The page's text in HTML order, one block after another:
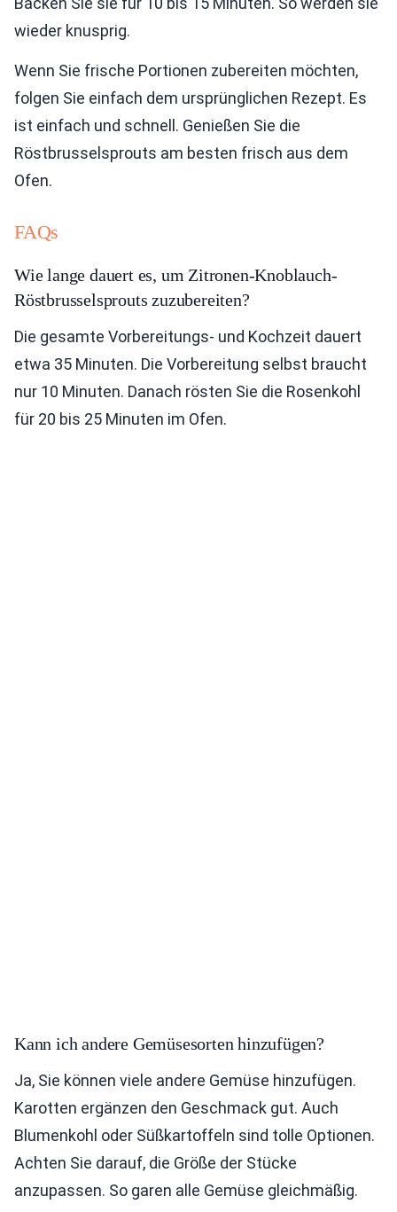
wieder knusprig.
Wenn Sie frische Portionen zubereiten möchten,
folgen Sie einfach dem ursprünglichen Rezept. Es
ist einfach und schnell. Genießen Sie die
Röstbrusselsprouts am besten frisch aus dem
Ofen.
FAQs
Wie lange dauert es, um Zitronen-Knoblauch-
Röstbrusselsprouts zuzubereiten?
Die gesamte Vorbereitungs- und Kochzeit dauert
etwa 35 Minuten. Die Vorbereitung selbst braucht
nur 10 Minuten. Danach rösten Sie die Rosenkohl
für 20 bis 25 Minuten im Ofen.
Kann ich andere Gemüsesorten hinzufügen?
Ja, Sie können viele andere Gemüse hinzufügen.
Karotten ergänzen den Geschmack gut. Auch
Blumenkohl oder Süßkartoffeln sind tolle Optionen.
Achten Sie darauf, die Größe der Stücke
anzupassen. So garen alle Gemüse gleichmäßig.